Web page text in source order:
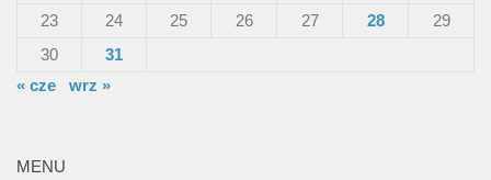
23
24 25 26 27 28
29
30
31
« cze
wrz »
MENU